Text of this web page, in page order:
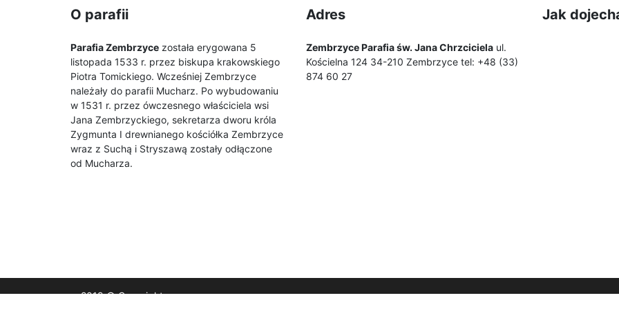
O parafii
Parafia Zembrzyce została erygowana 5
listopada 1533 r. przez biskupa krakowskiego
Piotra Tomickiego. Wcześniej Zembrzyce
należały do parafii Mucharz. Po wybudowaniu
w 1531 r. przez ówczesnego właściciela wsi
Jana Zembrzyckiego, sekretarza dworu króla
Zygmunta I drewnianego kościółka Zembrzyce
wraz z Suchą i Stryszawą zostały odłączone
od Mucharza.
Adres
Zembrzyce Parafia św. Jana Chrzciciela ul.
Kościelna 124 34-210 Zembrzyce tel: +48 (33)
874 60 27
Jak
2019 © Copyrights